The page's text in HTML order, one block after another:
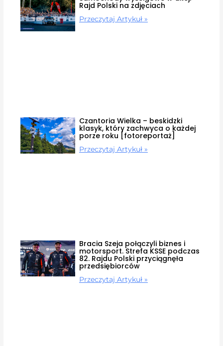
Rajd Polski na zdjęciach
Przeczytaj Artykuł »
Czantoria Wielka – beskidzki
klasyk, który zachwyca o każdej
porze roku [fotoreportaż]
Przeczytaj Artykuł »
Bracia Szeja połączyli biznes i
motorsport. Strefa KSSE podczas
82. Rajdu Polski przyciągnęła
przedsiębiorców
Przeczytaj Artykuł »